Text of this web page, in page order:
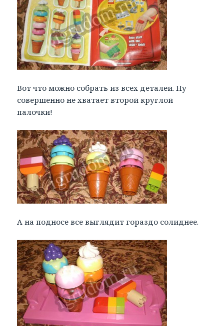
Вот что можно собрать из всех деталей. Ну
совершенно не хватает второй круглой
палочки!
А на подносе все выглядит гораздо солиднее.